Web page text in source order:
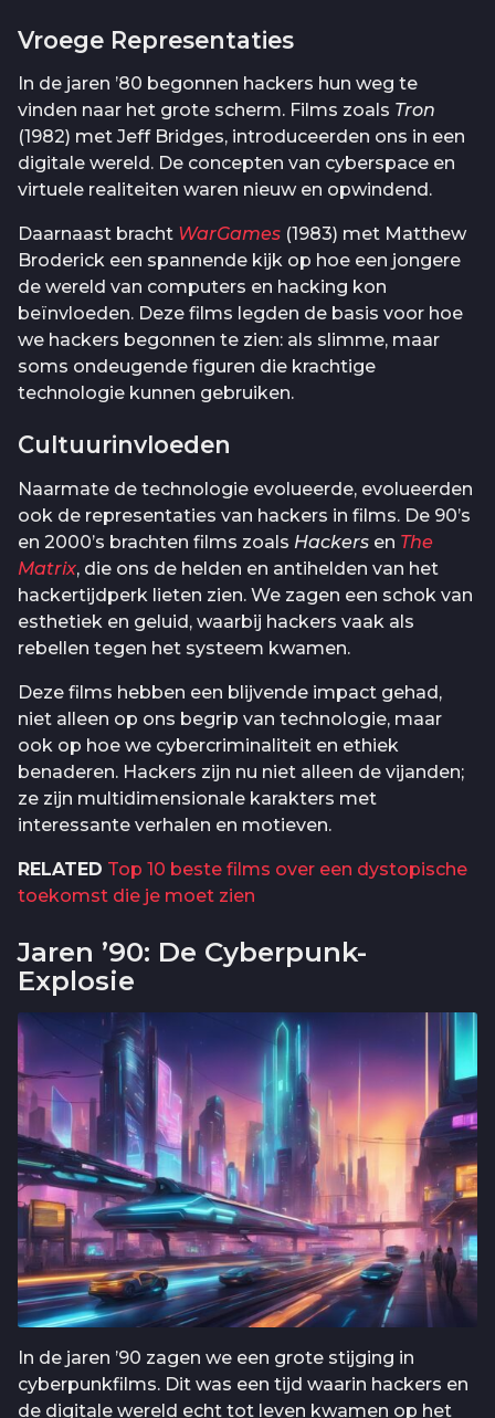
Vroege Representaties
In de jaren ’80 begonnen hackers hun weg te
vinden naar het grote scherm. Films zoals Tron
(1982) met Jeff Bridges, introduceerden ons in een
digitale wereld. De concepten van cyberspace en
virtuele realiteiten waren nieuw en opwindend.
Daarnaast bracht WarGames (1983) met Matthew
Broderick een spannende kijk op hoe een jongere
de wereld van computers en hacking kon
beïnvloeden. Deze films legden de basis voor hoe
we hackers begonnen te zien: als slimme, maar
soms ondeugende figuren die krachtige
technologie kunnen gebruiken.
Cultuurinvloeden
Naarmate de technologie evolueerde, evolueerden
ook de representaties van hackers in films. De 90’s
en 2000’s brachten films zoals Hackers en The
Matrix, die ons de helden en antihelden van het
hackertijdperk lieten zien. We zagen een schok van
esthetiek en geluid, waarbij hackers vaak als
rebellen tegen het systeem kwamen.
Deze films hebben een blijvende impact gehad,
niet alleen op ons begrip van technologie, maar
ook op hoe we cybercriminaliteit en ethiek
benaderen. Hackers zijn nu niet alleen de vijanden;
ze zijn multidimensionale karakters met
interessante verhalen en motieven.
RELATED Top 10 beste films over een dystopische
toekomst die je moet zien
Jaren ’90: De Cyberpunk-
Explosie
In de jaren ’90 zagen we een grote stijging in
cyberpunkfilms. Dit was een tijd waarin hackers en
de digitale wereld echt tot leven kwamen op het